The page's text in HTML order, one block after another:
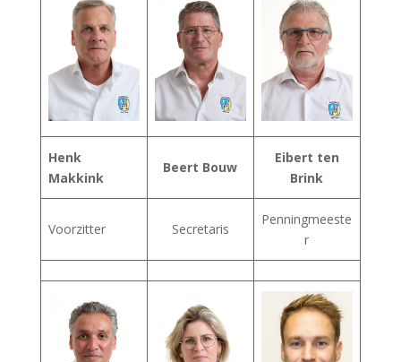
Henk
Makkink
Beert Bouw
Eibert ten
Brink
Voorzitter Secretaris
Penningmeeste
r